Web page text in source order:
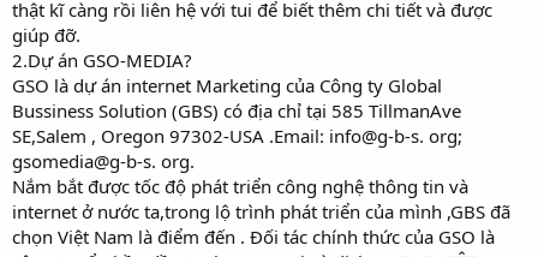
thật kĩ càng rồi liên hệ với tui để biết thêm chi tiết và được
giúp đỡ.
2.Dự án GSO-MEDIA?
GSO là dự án internet Marketing của Công ty Global
Bussiness Solution (GBS) có địa chỉ tại 585 TillmanAve
SE,Salem , Oregon 97302-USA .Email: info@g-b-s. org;
gsomedia@g-b-s. org.
Nắm bắt được tốc độ phát triển công nghệ thông tin và
internet ở nước ta,trong lộ trình phát triển của mình ,GBS đã
chọn Việt Nam là điểm đến . Đối tác chính thức của GSO là